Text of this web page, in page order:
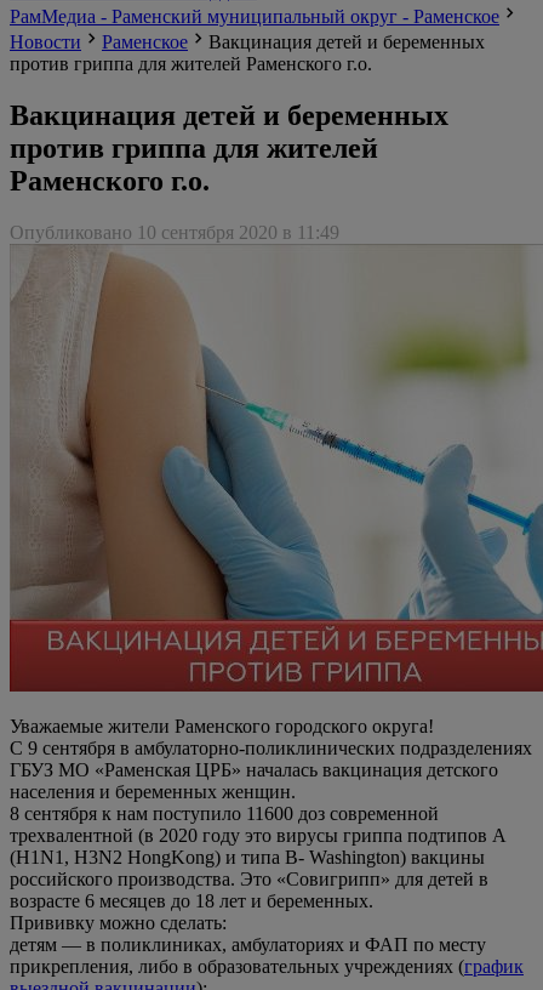
РамМедиа - Раменский муниципальный округ - Раменское
Новости
Раменское
Вакцинация детей и беременных
против гриппа для жителей Раменского г.о.
Вакцинация детей и беременных
против гриппа для жителей
Раменского г.о.
Опубликовано 10 сентября 2020 в 11:49
Уважаемые жители Раменского городского округа!
С 9 сентября в амбулаторно-поликлинических подразделениях
ГБУЗ МО «Раменская ЦРБ» началась вакцинация детского
населения и беременных женщин.
8 сентября к нам поступило 11600 доз современной
трехвалентной (в 2020 году это вирусы гриппа подтипов А
(H1N1, H3N2 HongKong) и типа В- Washington) вакцины
российского производства. Это «Совигрипп» для детей в
возрасте 6 месяцев до 18 лет и беременных.
Прививку можно сделать:
детям — в поликлиниках, амбулаториях и ФАП по месту
прикрепления, либо в образовательных учреждениях (график